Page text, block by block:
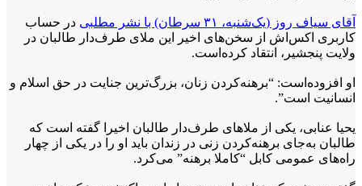
آقای سیاف روز (یک‌شنبه، ۳۱ سرطان) با نشر مطلبی
در حساب
کاربری اکس‌اش از سخن‌های اخیر این ملای طرف‌دار طالبان در
ولایت پنجشیر، انتقاد کرده‌است.
او افزوده‌‌است: “برهنه‌کردن زنان، بزرگ‌ترین جنایت در حق اسلام و
انسانیت است”.
یحیا عنابی، یکی از ملاهای طرف‌دار طالبان اخیرا گفته است که
طالبان به‌جای برهنه‌کردن زنی در زندان باید او را در یکی از چهار
راه‌های عمومی کابل “کاملا برهنه” می‌کرد.